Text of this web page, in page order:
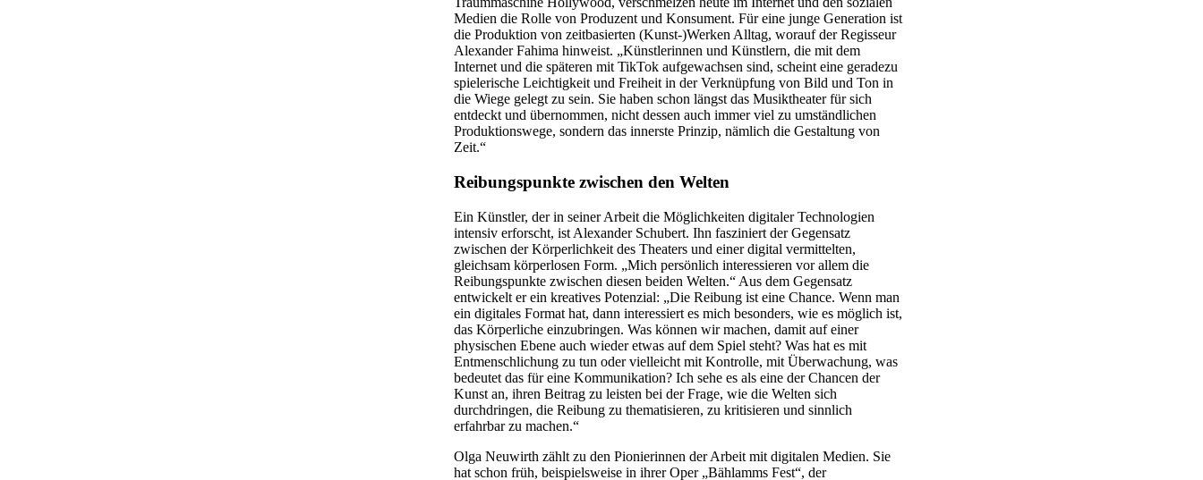
Medien die Rolle von Produzent und Konsument. Für eine junge Generation ist
die Produktion von zeitbasierten (Kunst-)Werken Alltag, worauf der Regisseur
Alexander Fahima hinweist. „Künstlerinnen und Künstlern, die mit dem
Internet und die späteren mit TikTok aufgewachsen sind, scheint eine geradezu
spielerische Leichtigkeit und Freiheit in der Verknüpfung von Bild und Ton in
die Wiege gelegt zu sein. Sie haben schon längst das Musiktheater für sich
entdeckt und übernommen, nicht dessen auch immer viel zu umständlichen
Produktionswege, sondern das innerste Prinzip, nämlich die Gestaltung von
Zeit.“
Reibungspunkte zwischen den Welten
Ein Künstler, der in seiner Arbeit die Möglichkeiten digitaler Technologien
intensiv erforscht, ist Alexander Schubert. Ihn fasziniert der Gegensatz
zwischen der Körperlichkeit des Theaters und einer digital vermittelten,
gleichsam körperlosen Form. „Mich persönlich interessieren vor allem die
Reibungspunkte zwischen diesen beiden Welten.“ Aus dem Gegensatz
entwickelt er ein kreatives Potenzial: „Die Reibung ist eine Chance. Wenn man
ein digitales Format hat, dann interessiert es mich besonders, wie es möglich ist,
das Körperliche einzubringen. Was können wir machen, damit auf einer
physischen Ebene auch wieder etwas auf dem Spiel steht? Was hat es mit
Entmenschlichung zu tun oder vielleicht mit Kontrolle, mit Überwachung, was
bedeutet das für eine Kommunikation? Ich sehe es als eine der Chancen der
Kunst an, ihren Beitrag zu leisten bei der Frage, wie die Welten sich
durchdringen, die Reibung zu thematisieren, zu kritisieren und sinnlich
erfahrbar zu machen.“
Olga Neuwirth zählt zu den Pionierinnen der Arbeit mit digitalen Medien. Sie
hat schon früh, beispielsweise in ihrer Oper „Bählamms Fest“, der